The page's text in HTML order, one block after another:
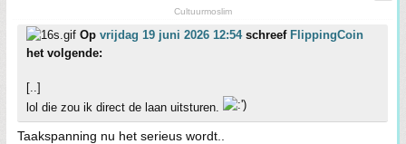
Cultuurmoslim
Op vrijdag 19 juni 2026 12:54schreef FlippingCoin
het volgende:
[..]
lol die zou ik direct de laan uitsturen.
Taakspanning nu het serieus wordt..